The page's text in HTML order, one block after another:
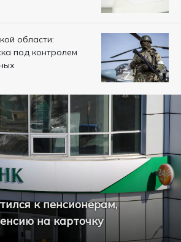
области:
под контролем
к пенсионерам,
на карточку